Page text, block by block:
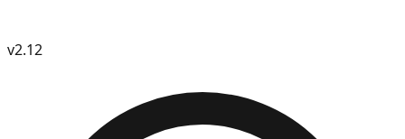
v2.12